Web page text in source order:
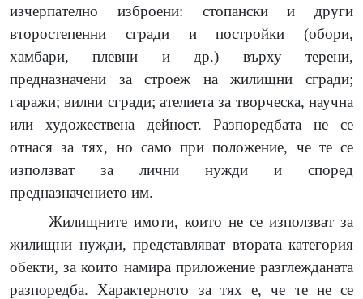
изчерпателно изброени: стопански и други
второстепенни сгради и постройки (обори,
хамбари, плевни и др.) върху терени,
предназначени за строеж на жилищни сгради;
гаражи; вилни сгради; ателиета за творческа, научна
или художествена дейност. Разпоредбата не се
отнася за тях, но само при положение, че те се
използват за лични нужди и според
предназначението им.
Жилищните имоти, които не се използват за
жилищни нужди, представляват втората категория
обекти, за които намира приложение разглежданата
разпоредба. Характерното за тях е, че те не се